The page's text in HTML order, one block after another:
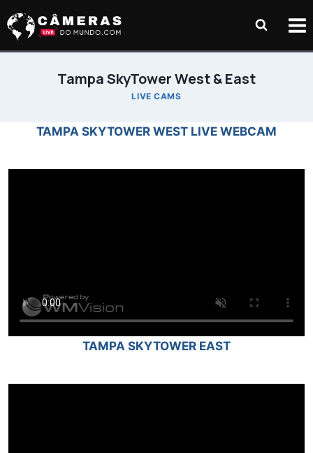
para
Tampa SkyTower West & East
LIVE CAMS
TAMPA SKYTOWER WEST LIVE WEBCAM
TAMPA SKYTOWER EAST